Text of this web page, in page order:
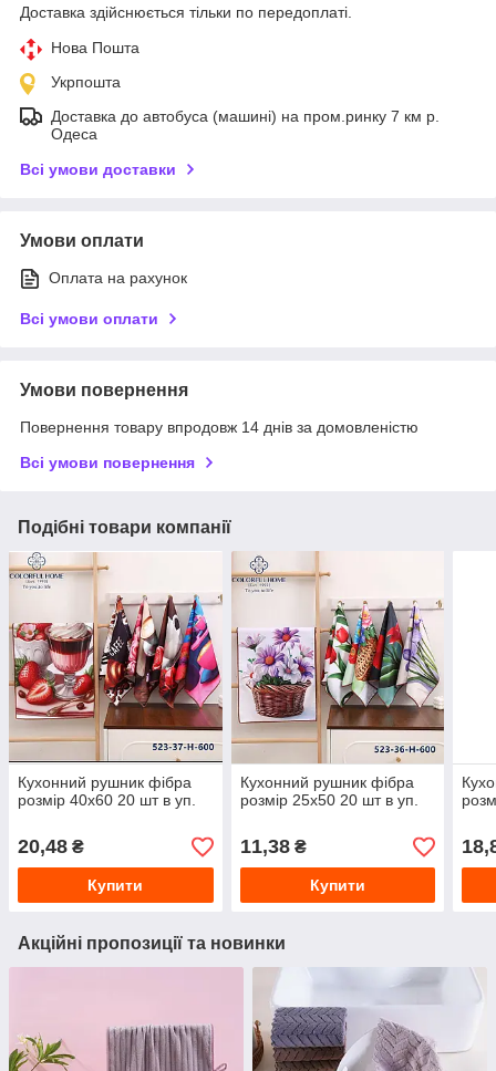
Доставка здійснюється тільки по передоплаті.
Нова Пошта
Укрпошта
Доставка до автобуса (машині) на пром.ринку 7 км р.
Одеса
Всі умови доставки
Умови оплати
Оплата на рахунок
Всі умови оплати
Умови повернення
Повернення товару впродовж 14 днів за домовленістю
Всі умови повернення
Подібні товари компанії
Кухонний рушник фібра
розмір 40х60 20 шт в уп.
20,48 ₴
Купити
Кухонний рушник фібра
розмір 25х50 20 шт в уп.
11,38₴
Купити
Акційні пропозиції та новинки